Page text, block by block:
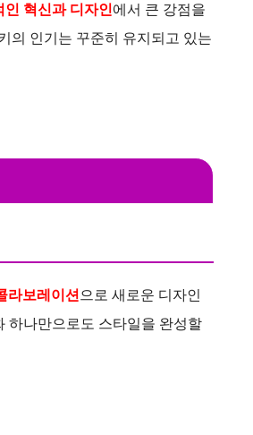
인 혁신과 디자인에서 큰 강점을
의 인기는 꾸준히 유지되고 있는
라보레이션 으로 새로운 디자인
하나만으로도 스타일을 완성할